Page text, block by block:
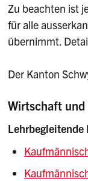
Zu beachten ist
für alle
übernimmt.
Der Kanton
Wirtschaft